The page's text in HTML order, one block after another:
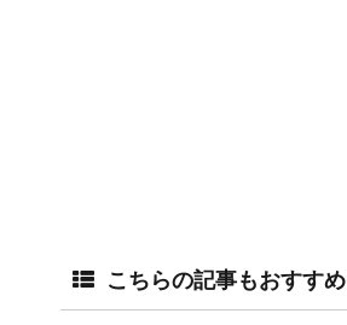
こちらの記事もおすすめ